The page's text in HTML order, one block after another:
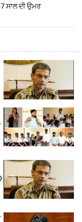
ਸਾਲ ਦੀ ਉਮਰ